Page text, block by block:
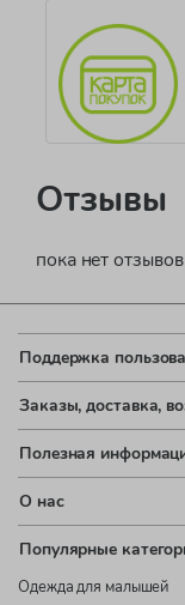
Отзывы
пока нет отзывов
Поддержка
Заказы, доставка,
Полезная
О нас
Популярные
Одежда для малышей